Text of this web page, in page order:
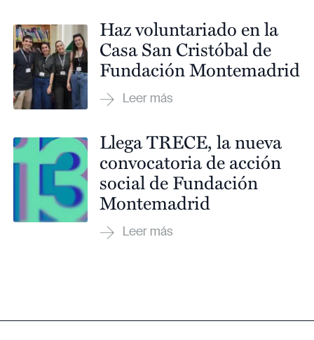
Haz voluntariado en la
Casa San Cristóbal de
Fundación Montemadrid
Llega TRECE, la nueva
convocatoria de acción
social de Fundación
Montemadrid